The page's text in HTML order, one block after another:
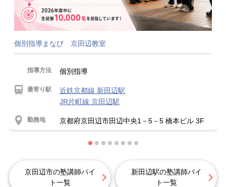
個別指導まなび 京田辺教室
指導方法 個別指導
最寄り駅
近鉄京都線 新田辺駅
JR片町線 京田辺駅
勤務地 京都府京田辺市田辺中央1－5－5 橋本ビル 3F
京田辺市の塾講師バイ
ト一覧
新田辺駅の塾講師バイ
ト一覧